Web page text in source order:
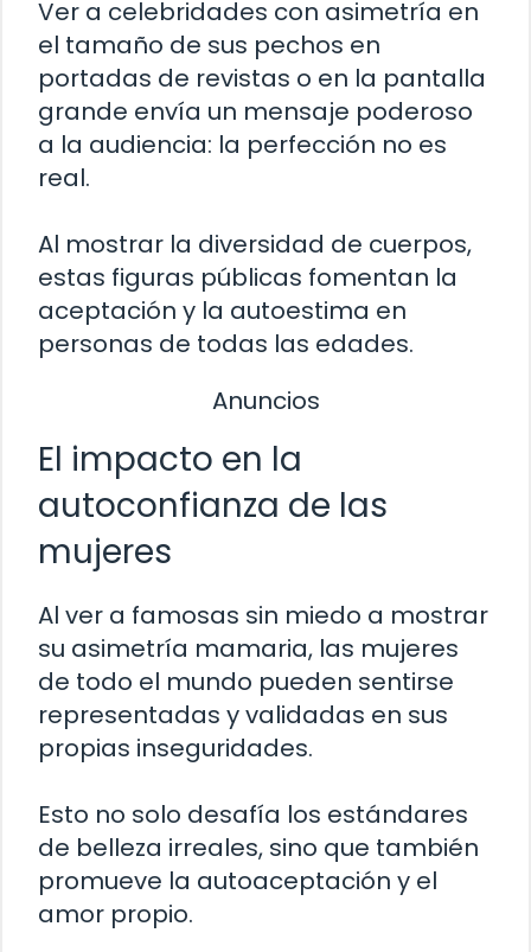
Ver a celebridades con asimetría en
el tamaño de sus pechos en
portadas de revistas o en la pantalla
grande envía un mensaje poderoso
a la audiencia: la perfección no es
real.
Al mostrar la diversidad de cuerpos,
estas figuras públicas fomentan la
aceptación y la autoestima en
personas de todas las edades.
Anuncios
El impacto en la
autoconfianza de las
mujeres
Al ver a famosas sin miedo a mostrar
su asimetría mamaria, las mujeres
de todo el mundo pueden sentirse
representadas y validadas en sus
propias inseguridades.
Esto no solo desafía los estándares
de belleza irreales, sino que también
promueve la autoaceptación y el
amor propio.